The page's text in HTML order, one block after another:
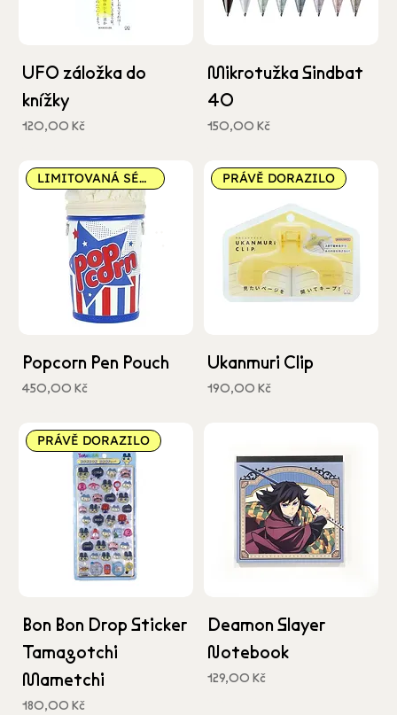
UFO záložka do
knížky
Cena
120,00 Kč
Mikrotužka Sindbat
40
Cena
150,00 Kč
LIMITOVANÁ SÉRIE
Popcorn Pen Pouch
Cena
450,00 Kč
PRÁVĚ DORAZILO
Ukanmuri Clip
Cena
190,00 Kč
PRÁVĚ DORAZILO
Bon Bon Drop Sticker
Tamagotchi
Mametchi
Cena
180,00 Kč
Deamon Slayer
Notebook
Cena
129,00 Kč